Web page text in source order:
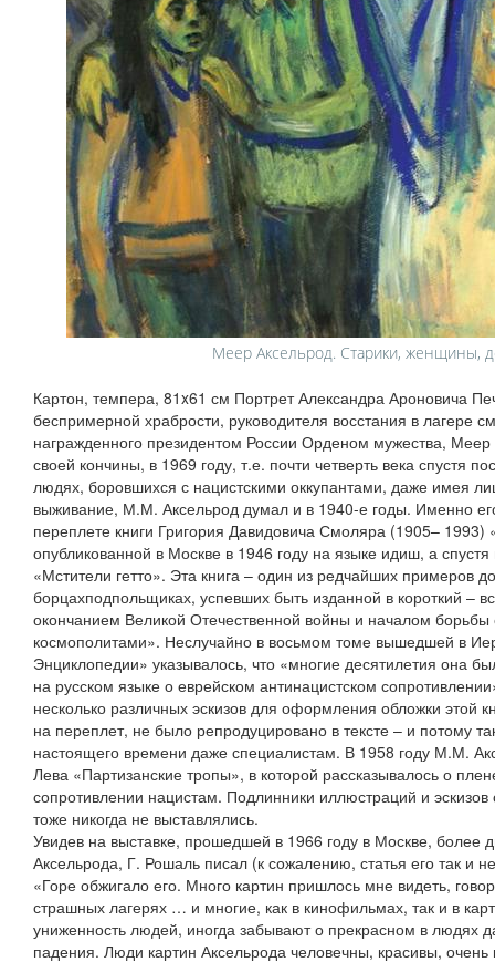
Меер Аксельрод. Старики, женщины,
Картон, темпера, 81x61 см Портрет Александра Ароновича
беспримерной храбрости, руководителя восстания в лагере
награжденного президентом России Орденом мужества, Меер
своей кончины, в 1969 году, т.е. почти четверть века спустя
людях, боровшихся с нацистскими оккупантами, даже имея
выживание, М.М. Аксельрод думал и в 1940-е годы. Именно
переплете книги Григория Давидовича Смоляра (1905– 1993)
опубликованной в Москве в 1946 году на языке идиш, а
«Мстители гетто». Эта книга – один из редчайших примеров
борцахподпольщиках, успевших быть изданной в короткий –
окончанием Великой Отечественной войны и началом
космополитами». Неслучайно в восьмом томе вышедшей в
Энциклопедии» указывалось, что «многие десятилетия она
на русском языке о еврейском антинацистском
несколько различных эскизов для оформления обложки этой
на переплет, не было репродуцировано в тексте – и потому
настоящего времени даже специалистам. В 1958 году М.М.
Лева «Партизанские тропы», в которой рассказывалось о
сопротивлении нацистам. Подлинники иллюстраций и эскизов
тоже никогда не выставлялись.
Увидев на выставке, прошедшей в 1966 году в Москве, более
Аксельрода, Г. Рошаль писал (к сожалению, статья его так и
«Горе обжигало его. Много картин пришлось мне видеть,
страшных лагерях … и многие, как в кинофильмах, так и в
униженность людей, иногда забывают о прекрасном в людях
падения. Люди картин Аксельрода человечны, красивы,